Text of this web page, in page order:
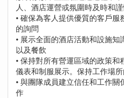
人、酒店運營或氛圍時及時和
• 確保為客人提供優質的客戶服
的詢問
• 展示全面的酒店活動和設施
以及餐飲
• 保持對所有營運區域的政策
儀表和制服展示。保持工作場
• 與團隊成員建立信任和工作
作